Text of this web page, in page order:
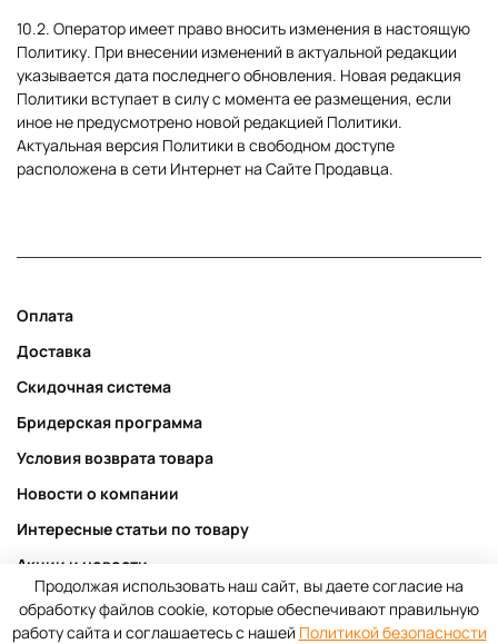
10.2. Оператор имеет право вносить изменения в настоящую
Политику. При внесении изменений в актуальной редакции
указывается дата последнего обновления. Новая редакция
Политики вступает в силу с момента ее размещения, если
иное не предусмотрено новой редакцией Политики.
Актуальная версия Политики в свободном доступе
расположена в сети Интернет на Сайте Продавца.
Оплата
Доставка
Скидочная система
Бридерская программа
Условия возврата товара
Новости о компании
Интересные статьи по товару
Акции и новости
Публичная оферта
Пользовательское соглашение
Продолжая использовать наш сайт, вы даете согласие на
обработку файлов cookie, которые обеспечивают правильную
работу сайта и соглашаетесь с нашей Политикой безопасности